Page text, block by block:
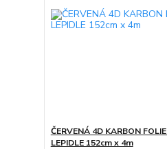
ČERVENÁ 4D KARBON
LEPIDLE 152cm x 4m